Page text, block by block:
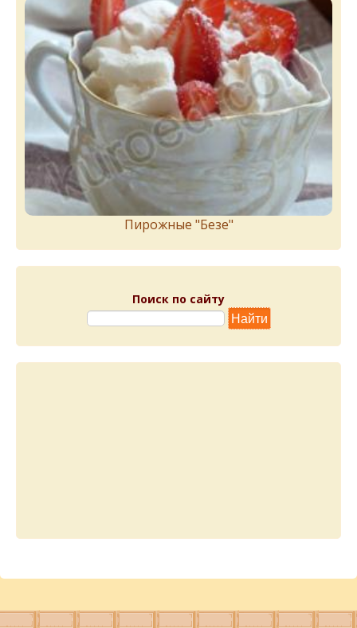
Пирожныe "Бeзe"
Поиск по сайту